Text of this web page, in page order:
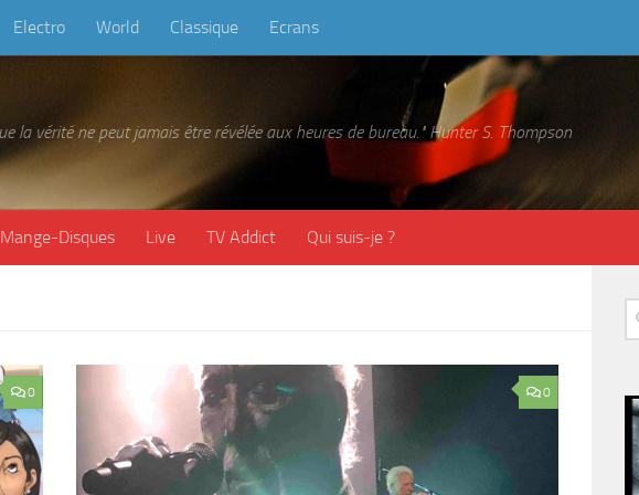
Electro World Classique Ecrans
la vérité ne peut jamais être révélée aux heures de bureau." Hunter S. Thompson
Mange-Disques Live TV Addict Qui suis-je ?
0 0